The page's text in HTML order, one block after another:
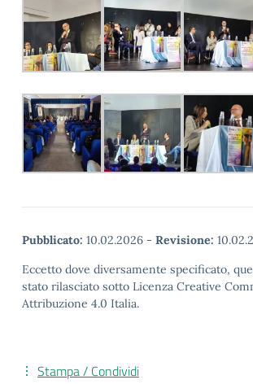
Pubblicato: 10.02.2026 - Revisione:
Eccetto dove diversamente specificato,
stato rilasciato sotto Licenza Creative
Attribuzione 4.0 Italia.
Stampa / Condividi